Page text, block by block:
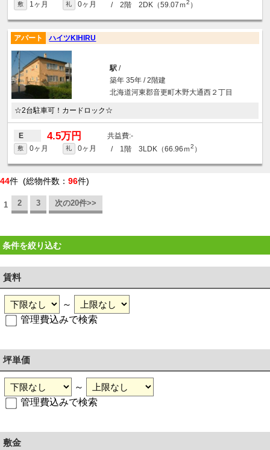
敷 1ヶ月 礼 0ヶ月 / 2階 2DK（59.07ｍ2 ）
アパート ハイツKIHIRU
駅/
築年 35年 / 2階建
北海道河東郡音更町木野大通西２丁目
☆2台駐車可！カードロック☆
E 4.5万円 -
敷 0ヶ月 礼 0ヶ月 / 1階 3LDK（66.96ｍ2 ）
44件 (総物件数： 96件)
1 2 3 次の20件>>
条件を絞り込む
賃料
～
管理費込みで検索
坪単価
～
管理費込みで検索
敷金